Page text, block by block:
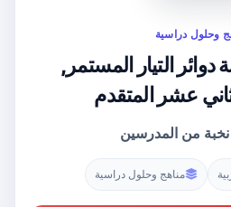
وحلول دراسية
التيار المستمر,
عشر المتقدم
من المدرسين
مناهج وحلول دراسية